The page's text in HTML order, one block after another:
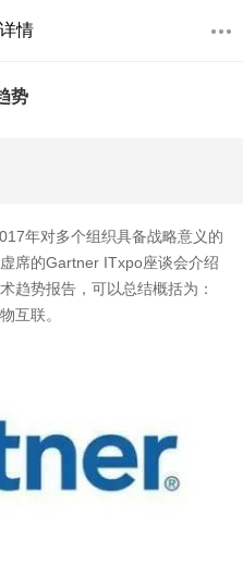
情
势
年对多个组织具备战略意义的
席的Gartner ITxpo座谈会介绍
趋势报告，可以总结概括为：
互联。